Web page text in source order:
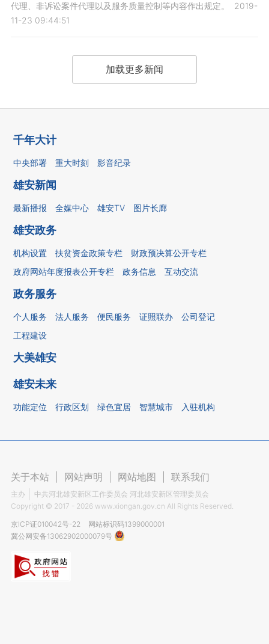
代理、非诉讼案件代理以及服务质量控制等内容作出规定。
2019-
11-23 09:44:51
加载更多新闻
千年大计
中央部署 重大时刻 影音纪录
雄安新闻
最新播报 全媒中心 雄安TV 图片长廊
雄安政务
机构设置 扶贫资金政策专栏
财政预决算公开专栏
政府网站年度报表公开专栏
政务信息 互动交流
政务服务
个人服务 法人服务 便民服务 证照联办
公司登记
工程建设
大美雄安
雄安未来
功能定位 行政区划 绿色宜居 智慧城市 入驻机构
关于本站 网站声明 网站地图 联系我们
主办
中共河北雄安新区工作委员会 河北雄安新区管理委员会
Copyright © 2017 - 2026 www.xiongan.gov.cn All Rights Reserved.
京ICP证010042号-22
网站标识码1399000001
冀公网安备13062902000079号